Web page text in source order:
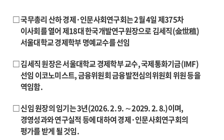
□ 국무총리 산하 경제·인문사회연구회는 2월 4일 제375차
이사회를 열어 제18대 한국개발연구원장으로 김세직(金世稙)
서울대학교 경제학부 명예교수를 선임
□ 김세직 원장은 서울대학교 경제학부 교수, 국제통화기금(IMF)
선임 이코노미스트, 금융위원회 금융발전심의위원회 위원 등을
역임함.
□ 신임 원장의 임기는 3년(2026. 2. 9. ∼ 2029. 2. 8.)이며,
경영성과와 연구실적 등에 대하여 경제·인문사회연구회의
평가를 받게 될 것임.